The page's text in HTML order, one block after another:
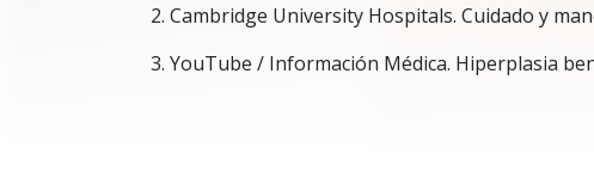
2. Cambridge University Hospitals. Cuidado y
3. YouTube / Información Médica. Hiperplasia